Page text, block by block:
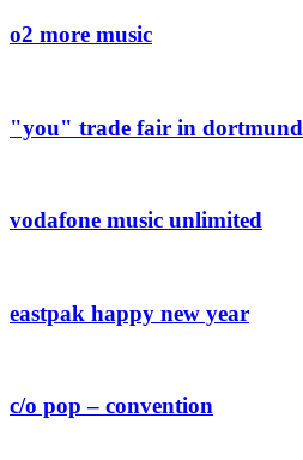
o2 more music
"you" trade fair in dortmund
vodafone music unlimited
eastpak happy new year
c/o pop – convention